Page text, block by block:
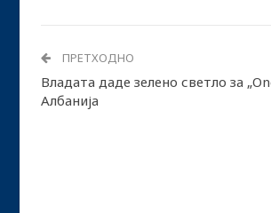
ПРЕТХОДНО
Владата даде зелено светло за
Албанија